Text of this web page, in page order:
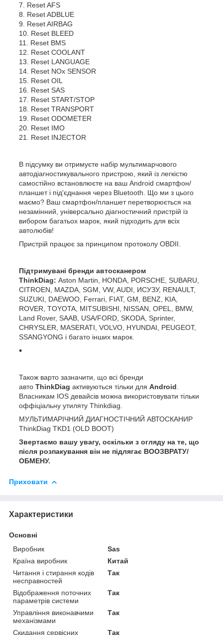
7. Reset AFS
8. Reset ADBLUE
9. Reset AIRBAG
10. Reset BLEED
11. Reset BMS
12. Reset COOLANT
13. Reset LANGUAGE
14. Reset NOx SENSOR
15. Reset OIL
16. Reset SAS
17. Reset START/STOP
18. Reset TRANSPORT
19. Reset ODOMETER
20. Reset IMO
21. Reset INJECTOR
В підсумку ви отримуєте набір мультимарчового
автодіагностикувального пристрою, який із легкістю
самостійно встановлюєте на ваш Android смартфон/
планшет і під'єднання через Bluetooth. Що ми з цього
маємо? Ваш смартфон/планшет перетворюється на
незамінний, універсально діагностичний пристрій із
вибором багатьох марок, який підходить для всіх
автолюбів!
Пристрій працює за принципом протоколу OBDII.
Підтримувані бренди автосканером
ThinkDiag: Aston Martin, HONDA, PORSCHE, SUBARU,
CITROEN, MAZDA, SGM, VW, AUDI, ИСУЗУ, RENAULT,
SUZUKI, DAEWOO, Ferrari, FIAT, GM, BENZ, KIA,
ROVER, TOYOTA, MITSUBISHI, NISSAN, OPEL, BMW,
Land Rover, SAAB, USA/FORD, SKODA, Sprinter,
CHRYSLER, MASERATI, VOLVO, HYUNDAI, PEUGEOT,
SSANGYONG і багато інших марок.
Також варто зазначити, що всі бренди
авто ThinkDiag активуються тільки для Android
Власникам IOS девайсів можна використовувати тільки
оффіціальну утиляту Thinkdiag.
МУЛЬТИМАРІЧНИЙ ДИАГНОСТІЧНИЙ АВТОСКАНИР
ThinkDiag TKD1 (OLD BOOT)
Звертаємо вашу увагу, оскільки з огляду на те, що
після розпакування він не підлягає ВООЗВРАТУ/
ОБМЕНУ.
Приховати
Характеристики
Основні
Виробник
Sas
Країна виробник
Китай
Читання і стирання кодів
несправностей
Так
Відображення поточних
параметрів системи
Так
Управління виконавчими
механізмами
Так
Скидання сервісних Так